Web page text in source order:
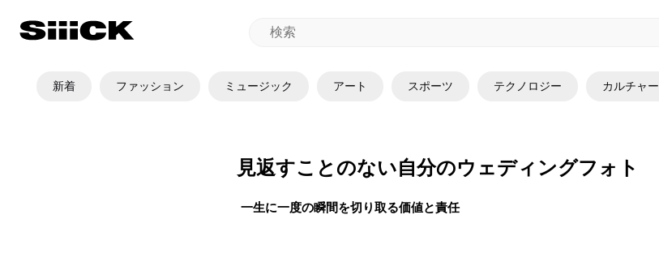
新着 ファッション ミュージック アート スポーツ テクノロジー カルチャー
見返すことのない自分のウェディングフォト
一生に一度の瞬間を切り取る価値と責任